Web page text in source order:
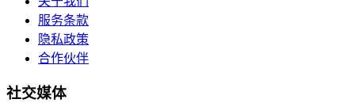
服务条款
隐私政策
合作伙伴
社交媒体